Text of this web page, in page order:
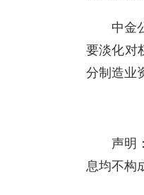
中金
要淡化对
分制造业
声明
息均不构